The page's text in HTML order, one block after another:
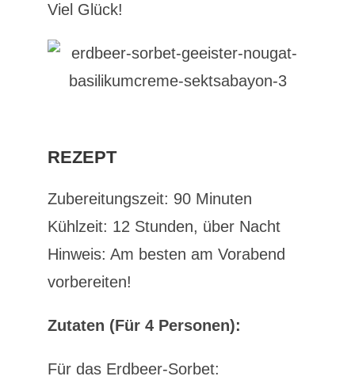
Viel Glück!
REZEPT
Zubereitungszeit: 90 Minuten
Kühlzeit: 12 Stunden, über Nacht
Hinweis: Am besten am Vorabend
vorbereiten!
Zutaten (Für 4 Personen):
Für das Erdbeer-Sorbet: